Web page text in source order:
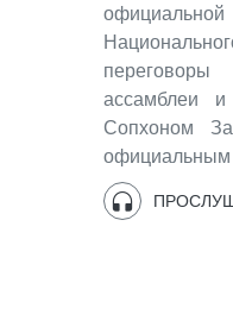
ассамблеи
Сопхоном
официальным